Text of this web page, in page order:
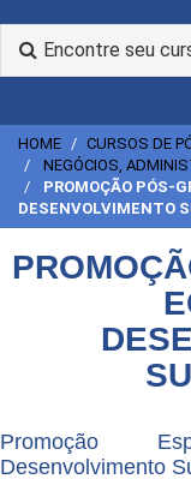
Encontre seu
HOME
CURSOS DE
NEGÓCIOS,
PROMOÇÃO PÓS-
DESENVOLVIMENTO
Promoção
Desenvolvimento